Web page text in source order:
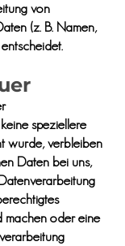
von
(z. B. Namen,
speziellere
wurde, verbleiben
Daten bei uns,
machen oder eine